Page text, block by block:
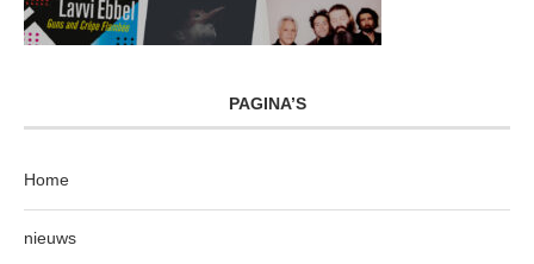
PAGINA’S
Home
nieuws